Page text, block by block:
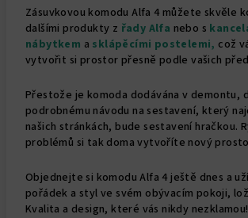
Zásuvkovou komodu Alfa 4 můžete skvěle
dalšími produkty z řady Alfa nebo s
nábytkem a sklápěcími postelemi, což
vytvořit si prostor přesně podle vašich
Přestože je komoda dodávána v demontu,
podrobnému návodu na sestavení, který
našich stránkách, bude sestavení hračkou.
problémů si tak doma vytvoříte nový
Objednejte si komodu Alfa 4 ještě dnes a
pořádek a styl ve svém obývacím pokoji,
Kvalita a design, které vás nikdy nezklamou!